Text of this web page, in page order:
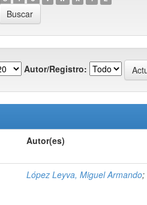
Autor/Registro:
Autor(es)
López Leyva, Miguel Armando;